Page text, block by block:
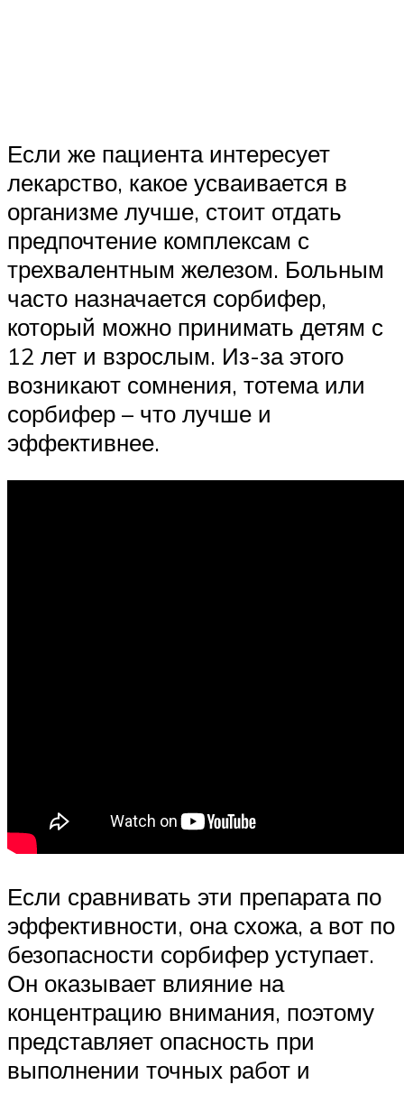
Если же пациента интересует
лекарство, какое усваивается в
организме лучше, стоит отдать
предпочтение комплексам с
трехвалентным железом. Больным
часто назначается сорбифер,
который можно принимать детям с
12 лет и взрослым. Из-за этого
возникают сомнения, тотема или
сорбифер – что лучше и
эффективнее.
Если сравнивать эти препарата по
эффективности, она схожа, а вот по
безопасности сорбифер уступает.
Он оказывает влияние на
концентрацию внимания, поэтому
представляет опасность при
выполнении точных работ и